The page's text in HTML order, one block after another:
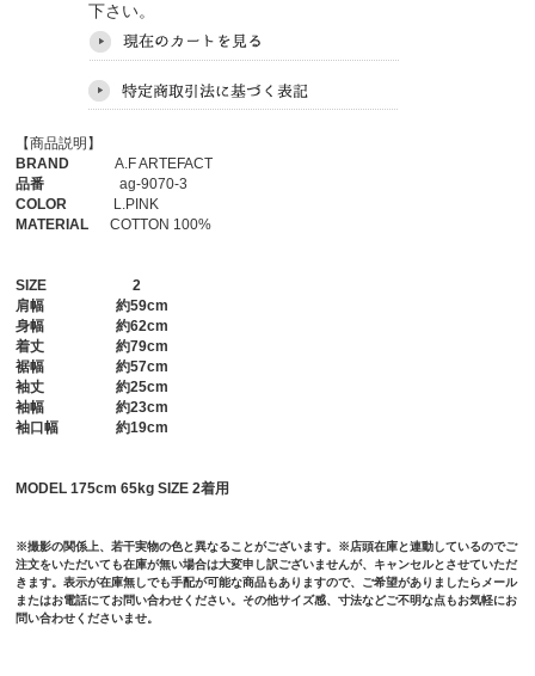
下さい。
【商品説明】
BRAND A.F ARTEFACT
品番 ag-9070-3
COLOR L.PINK
MATERIAL COTTON 100%
SIZE
2
肩幅 約59cm
身幅 約62cm
着丈 約79cm
裾幅 約57cm
袖丈 約25cm
袖幅 約23cm
袖口幅 約19cm
MODEL 175cm 65kg SIZE 2着用
※撮影の関係上、若干実物の色と異なることがございます。※店頭在庫と連動しているのでご
注文をいただいても在庫が無い場合は大変申し訳ございませんが、キャンセルとさせていただ
きます。表示が在庫無しでも手配が可能な商品もありますので、ご希望がありましたらメール
またはお電話にてお問い合わせください。その他サイズ感、寸法などご不明な点もお気軽にお
問い合わせくださいませ。